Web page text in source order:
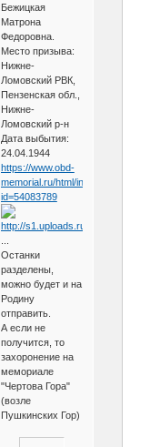
Бежицкая
Матрона
Федоровна.
Место призыва:
Нижне-
Ломовский РВК,
Пензенская обл.,
Нижне-
Ломовский р-н
Дата выбытия:
24.04.1944
https://www.obd-
memorial.ru/html/info.htm?
id=54083789
Останки
разделены,
можно будет и на
Родину
отправить.
А если не
получится, то
захоронение на
мемориале
"Чертова Гора"
(возле
Пушкинских Гор)